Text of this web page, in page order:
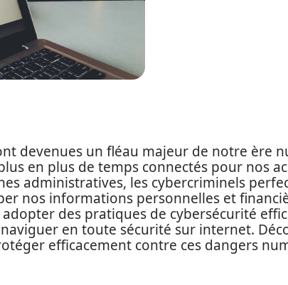
devenues un fléau majeur de notre ère
en plus de temps connectés pour nos
administratives, les cybercriminels
nos informations personnelles et
des pratiques de cybersécurité
en toute sécurité sur internet.
efficacement contre ces dangers